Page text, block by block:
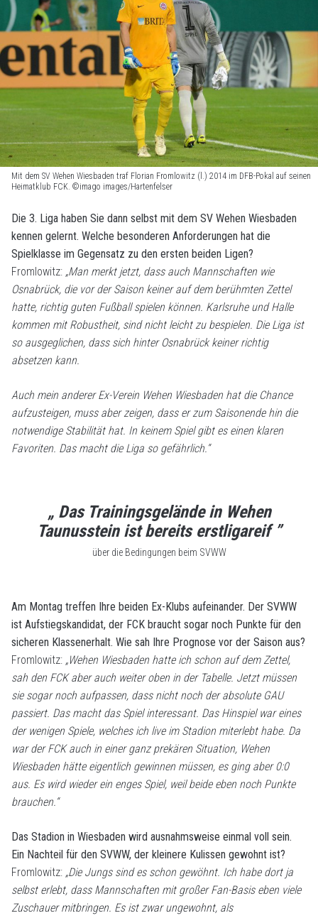
Mit dem SV Wehen Wiesbaden traf Florian Fromlowitz (l.) 2014 im DFB-Pokal auf seinen
Heimatklub FCK. ©imago images/Hartenfelser
Die 3. Liga haben Sie dann selbst mit dem SV Wehen Wiesbaden
kennen gelernt. Welche besonderen Anforderungen hat die
Spielklasse im Gegensatz zu den ersten beiden Ligen?
Fromlowitz: „Man merkt jetzt, dass auch Mannschaften wie
Osnabrück, die vor der Saison keiner auf dem berühmten Zettel
hatte, richtig guten Fußball spielen können. Karlsruhe und Halle
kommen mit Robustheit, sind nicht leicht zu bespielen. Die Liga ist
so ausgeglichen, dass sich hinter Osnabrück keiner richtig
absetzen kann.
Auch mein anderer Ex-Verein Wehen Wiesbaden hat die Chance
aufzusteigen, muss aber zeigen, dass er zum Saisonende hin die
notwendige Stabilität hat. In keinem Spiel gibt es einen klaren
Favoriten. Das macht die Liga so gefährlich.“
„ Das Trainingsgelände in Wehen
Taunusstein ist bereits erstligareif ”
über die Bedingungen beim SVWW
Am Montag treffen Ihre beiden Ex-Klubs aufeinander. Der SVWW
ist Aufstiegskandidat, der FCK braucht sogar noch Punkte für den
sicheren Klassenerhalt. Wie sah Ihre Prognose vor der Saison aus?
Fromlowitz: „Wehen Wiesbaden hatte ich schon auf dem Zettel,
sah den FCK aber auch weiter oben in der Tabelle. Jetzt müssen
sie sogar noch aufpassen, dass nicht noch der absolute GAU
passiert. Das macht das Spiel interessant. Das Hinspiel war eines
der wenigen Spiele, welches ich live im Stadion miterlebt habe. Da
war der FCK auch in einer ganz prekären Situation, Wehen
Wiesbaden hätte eigentlich gewinnen müssen, es ging aber 0:0
aus. Es wird wieder ein enges Spiel, weil beide eben noch Punkte
brauchen.“
Das Stadion in Wiesbaden wird ausnahmsweise einmal voll sein.
Ein Nachteil für den SVWW, der kleinere Kulissen gewohnt ist?
Fromlowitz: „Die Jungs sind es schon gewöhnt. Ich habe dort ja
selbst erlebt, dass Mannschaften mit großer Fan-Basis eben viele
Zuschauer mitbringen. Es ist zwar ungewohnt, als